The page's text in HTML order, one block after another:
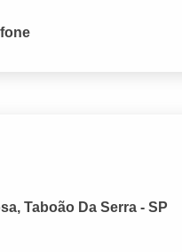
Taboão Da Serra - SP